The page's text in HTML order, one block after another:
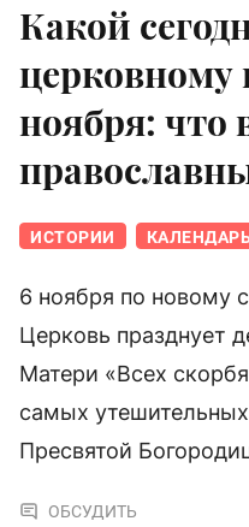
Какой
церковному
ноября: что
ИСТОРИИ
6 ноября по новому
Церковь празднует
Матери «Всех
самых
Пресвятой
ОБСУДИТЬ